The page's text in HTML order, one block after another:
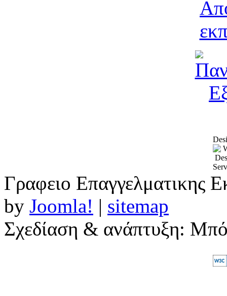
Γραφειο Επαγγελματικης
by Joomla! | sitemap
Σχεδίαση & ανάπτυξη: